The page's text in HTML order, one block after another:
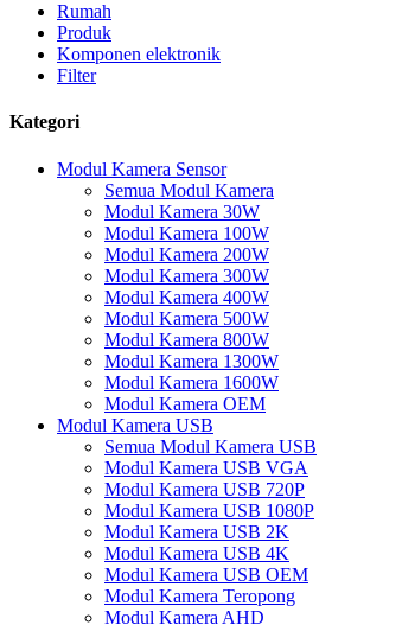
Rumah
Produk
Komponen elektronik
Filter
Kategori
Modul Kamera Sensor
Semua Modul Kamera
Modul Kamera 30W
Modul Kamera 100W
Modul Kamera 200W
Modul Kamera 300W
Modul Kamera 400W
Modul Kamera 500W
Modul Kamera 800W
Modul Kamera 1300W
Modul Kamera 1600W
Modul Kamera OEM
Modul Kamera USB
Semua Modul Kamera USB
Modul Kamera USB VGA
Modul Kamera USB 720P
Modul Kamera USB 1080P
Modul Kamera USB 2K
Modul Kamera USB 4K
Modul Kamera USB OEM
Modul Kamera Teropong
Modul Kamera AHD